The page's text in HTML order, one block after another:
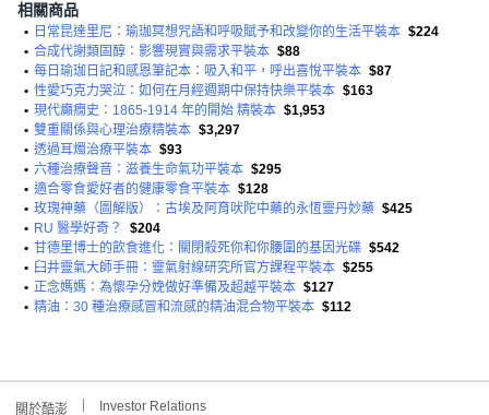
相關商品
• 日常昆達里尼：瑜珈冥想咒語和呼吸賦予和改變你的生活平裝本 $224
• 合成代謝類固醇：影響現實與需求平裝本 $88
• 每日瑜珈日記和感恩筆記本：吸入和平，呼出喜悅平裝本 $87
• 性愛巧克力哭泣：如何在月經週期中保持快樂平裝本 $163
• 現代癲癇史：1865-1914 年的開始 精裝本 $1,953
• 雙重關係與心理治療精裝本 $3,297
• 透過耳燭治療平裝本 $93
• 六種治療聲音：滋養生命氣功平裝本 $295
• 適合零食愛好者的健康零食平裝本 $128
• 玫瑰神藥（圖解版）：古埃及阿育吠陀中藥的永恆靈丹妙藥 $425
• RU 醫學好奇？
$204
• 甘德里博士的飲食進化：關閉殺死你和你腰圍的基因光碟 $542
• 臼井靈氣大師手冊：靈氣射線研究所官方課程平裝本 $255
• 正念媽媽：為懷孕分娩做好準備及超越平裝本 $127
• 精油：30 種治療感冒和流感的精油混合物平裝本 $112
關於酷澎 Investor Relations